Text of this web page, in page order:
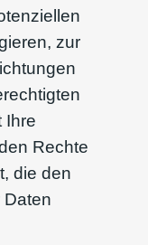
zur
Ihre
Rechte
die den